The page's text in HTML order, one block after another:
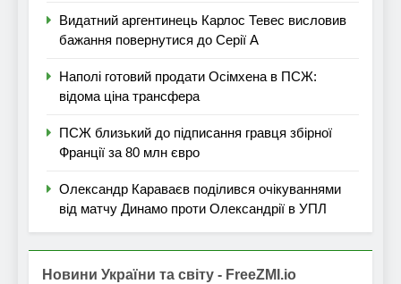
Видатний аргентинець Карлос Тевес висловив
бажання повернутися до Серії А
Наполі готовий продати Осімхена в ПСЖ:
відома ціна трансфера
ПСЖ близький до підписання гравця збірної
Франції за 80 млн євро
Олександр Караваєв поділився очікуваннями
від матчу Динамо проти Олександрії в УПЛ
Новини України та світу - FreeZMI.io